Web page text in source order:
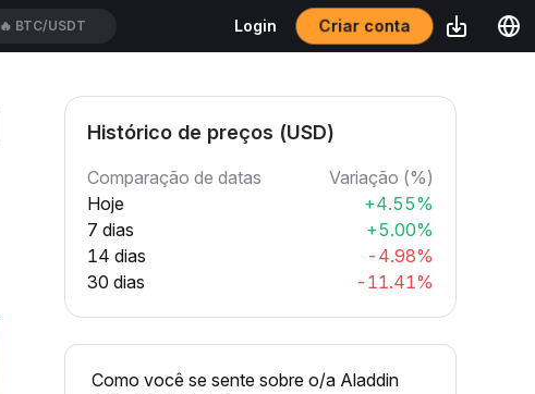
🔥 BTC/USDT Login Criar conta
Histórico de preços (USD)
Comparação de datas
Variação (%)
Hoje
+4.55%
7 dias
+5.00%
14 dias
-4.98%
30 dias
-11.41%
Como você se sente sobre o/a Aladdin